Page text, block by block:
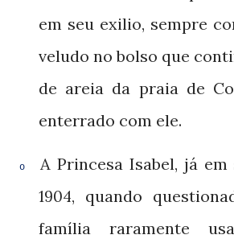
em seu exilio, sempre
veludo no bolso que
de areia da praia de
enterrado com ele.
o A Princesa Isabel, já
1904, quando
família raramente